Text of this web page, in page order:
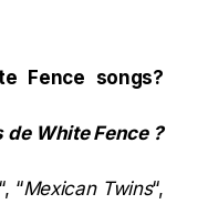
Fence songs?
de White Fence ?
“Mexican Twins“,